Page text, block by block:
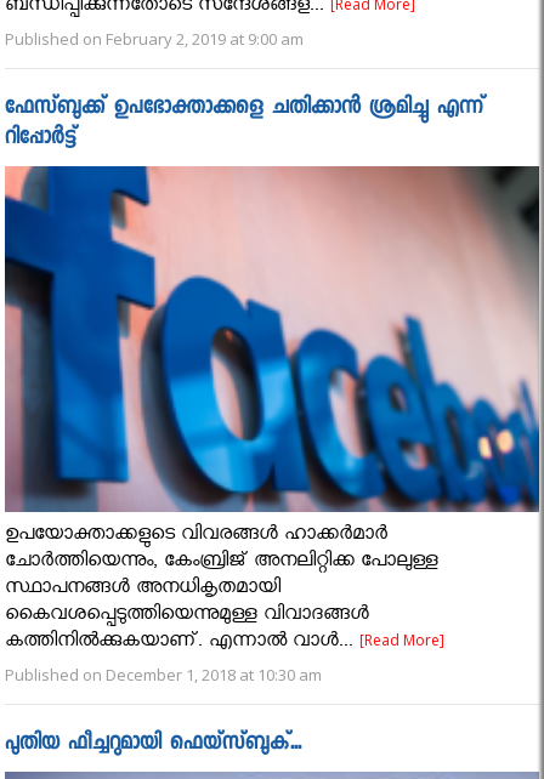
ബന്ധിപ്പിക്കുന്നതോടെ സന്ദേശങ്ങള...
Published on February 2, 2019 at 9:00 am
ഫേസ്ബുക്ക് ഉപഭോക്താക്കളെ ചതിക്കാൻ ശ്രമിച്ചു എന്ന്
റിപ്പോർട്ട്
ഉപയോക്താക്കളുടെ വിവരങ്ങള്‍ ഹാക്കര്‍മാര്‍
ചോര്‍ത്തിയെന്നും, കേംബ്രിജ് അനലിറ്റിക്ക പോലുള്ള
സ്ഥാപനങ്ങള്‍ അനധികൃതമായി
കൈവശപ്പെടുത്തിയെന്നുമുള്ള വിവാദങ്ങള്‍
കത്തിനില്‍ക്കുകയാണ്. എന്നാല്‍ വാള്‍...[Read More]
Published on December 1, 2018 at 10:30 am
പുതിയ ഫീച്ചറുമായി ഫെയ്സ്ബുക്...